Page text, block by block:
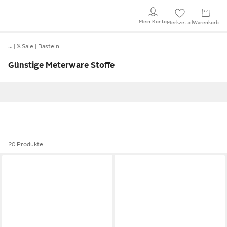
Mein KontoMerkzettel Warenkorb
… % Sale Basteln
Günstige Meterware Stoffe
20 Produkte